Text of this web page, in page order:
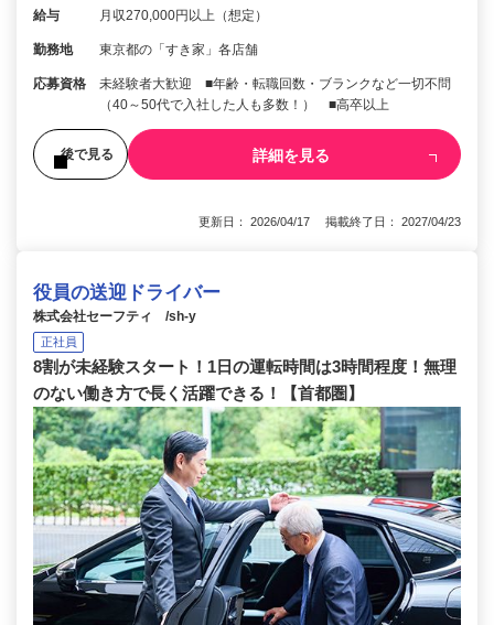
給与 月収270,000円以上（想定）
勤務地 東京都の「すき家」各店舗
応募資格
未経験者大歓迎 ■年齢・転職回数・ブランクなど一切不問
（40～50代で入社した人も多数！） ■高卒以上
後で見る 詳細を見る
更新日： 2026/04/17 掲載終了日： 2027/04/23
役員の送迎ドライバー
株式会社セーフティ /sh-y
正社員
8割が未経験スタート！1日の運転時間は3時間程度！無理
のない働き方で長く活躍できる！【首都圏】